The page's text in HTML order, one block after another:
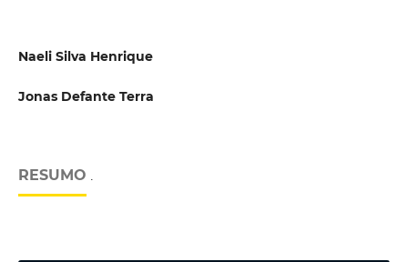
Naeli Silva Henrique
Jonas Defante Terra
RESUMO .